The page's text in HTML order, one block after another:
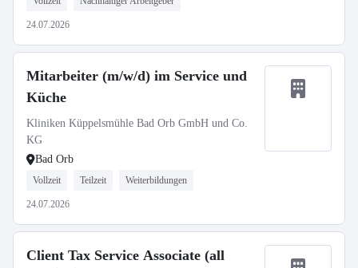
24.07.2026
Mitarbeiter (m/w/d) im Service und
Küche
Kliniken Küppelsmühle Bad Orb GmbH und Co.
KG
Bad Orb
Vollzeit Teilzeit Weiterbildungen
24.07.2026
Client Tax Service Associate (all